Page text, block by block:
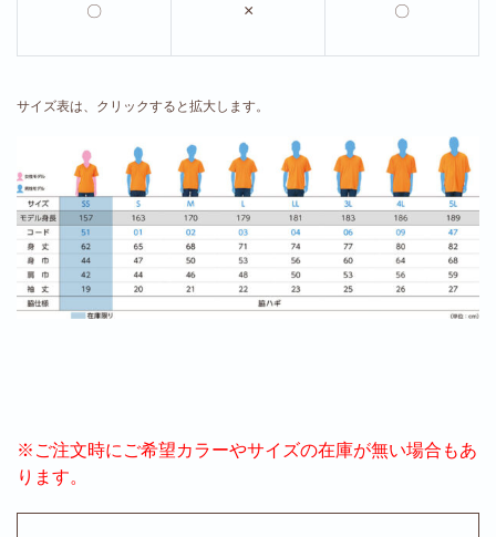
〇 × 〇
サイズ表は、クリックすると拡大します。
※ご注文時にご希望カラーやサイズの在庫が無い場合もあ
ります。